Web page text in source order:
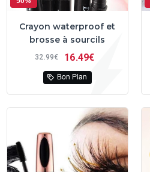
Crayon waterproof et
brosse à sourcils
32 99€ 16 49€
Bon Plan